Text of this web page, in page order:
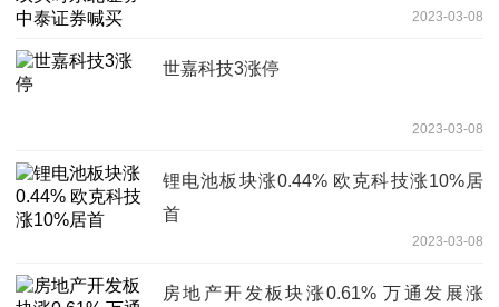
2023-03-08
世嘉科技3涨停
2023-03-08
锂电池板块涨0.44% 欧克科技涨10%居
首
2023-03-08
房地产开发板块涨0.61% 万通发展涨